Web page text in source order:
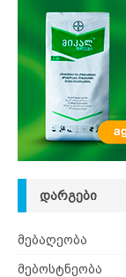
ᲓᲐᲠᲒᲔᲑᲘ
მებაღეობა
მებოსტნეობა